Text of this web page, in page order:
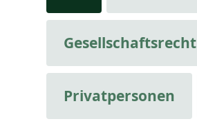
Gesellschaftsrecht
Privatpersonen